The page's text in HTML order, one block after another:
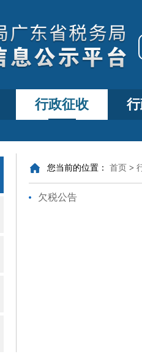
行政征收
您当前的位置： 首页 >
欠税公告